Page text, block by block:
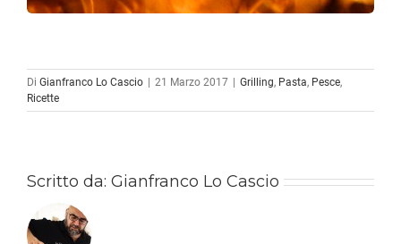
Di Gianfranco Lo Cascio | 21 Marzo 2017 | Grilling, Pasta, Pesce,
Ricette
Scritto da: Gianfranco Lo Cascio